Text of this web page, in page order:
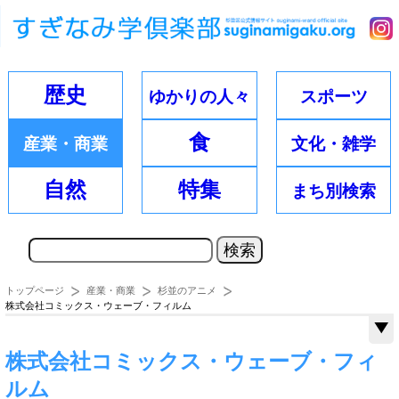
歴史 ゆかりの人々 スポーツ
産業・ 商業 食 文化・雑学
自然 特集 まち別検索
トップページ 産業・商業
杉並のアニメ
株式会社コミックス・ウェーブ・フィルム
株式会社コミックス・ウェーブ・フィ
ルム